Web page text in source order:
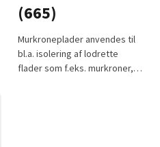
(665)
Murkroneplader anvendes til
bl.a. isolering af lodrette
flader som f.eks. murkroner,